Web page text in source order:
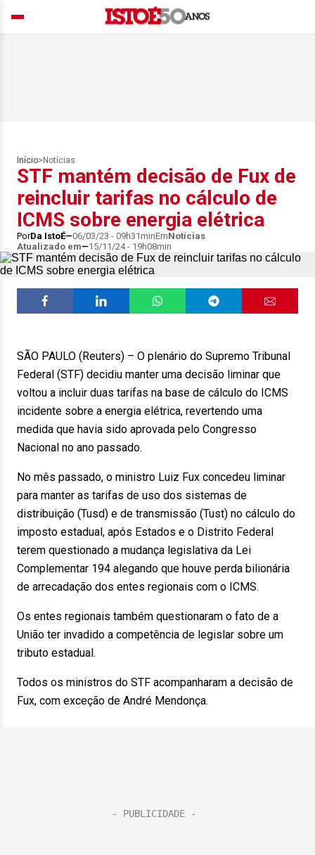
Início> Notícias
STF mantém decisão de Fux de
reincluir tarifas no cálculo de
ICMS sobre energia elétrica
PorDa IstoÉ 06/03/23 - 09h31minEmNotícias
Atualizado em
15/11/24 - 19h08min
SÃO PAULO (Reuters) – O plenário do Supremo Tribunal
Federal (STF) decidiu manter uma decisão liminar que
voltou a incluir duas tarifas na base de cálculo do ICMS
incidente sobre a energia elétrica, revertendo uma
medida que havia sido aprovada pelo Congresso
Nacional no ano passado.
No mês passado, o ministro Luiz Fux concedeu liminar
para manter as tarifas de uso dos sistemas de
distribuição (Tusd) e de transmissão (Tust) no cálculo do
imposto estadual, após Estados e o Distrito Federal
terem questionado a mudança legislativa da Lei
Complementar 194 alegando que houve perda bilionária
de arrecadação dos entes regionais com o ICMS.
Os entes regionais também questionaram o fato de a
União ter invadido a competência de legislar sobre um
tributo estadual.
Todos os ministros do STF acompanharam a decisão de
Fux, com exceção de André Mendonça.